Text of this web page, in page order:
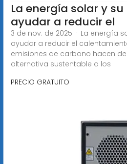
La energía solar y
ayudar a reducir el
3 de nov. de 2025 · La energía
ayudar a reducir el
emisiones de carbono hacen
alternativa sustentable a los
PRECIO GRATUITO